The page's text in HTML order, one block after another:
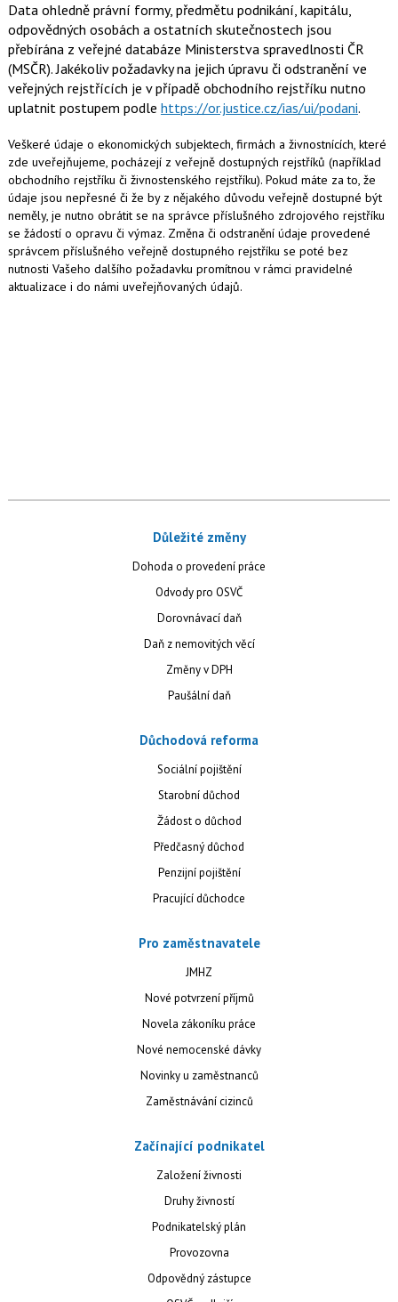
Data ohledně právní formy, předmětu podnikání, kapitálu,
odpovědných osobách a ostatních skutečnostech jsou
přebírána z veřejné databáze Ministerstva spravedlnosti ČR
(MSČR). Jakékoliv požadavky na jejich úpravu či odstranění ve
veřejných rejstřících je v případě obchodního rejstříku nutno
uplatnit postupem podle https://or.justice.cz/ias/ui/podani.
Veškeré údaje o ekonomických subjektech, firmách a živnostnících, které
zde uveřejňujeme, pocházejí z veřejně dostupných rejstříků (například
obchodního rejstříku či živnostenského rejstříku). Pokud máte za to, že
údaje jsou nepřesné či že by z nějakého důvodu veřejně dostupné být
neměly, je nutno obrátit se na správce příslušného zdrojového rejstříku
se žádostí o opravu či výmaz. Změna či odstranění údaje provedené
správcem příslušného veřejně dostupného rejstříku se poté bez
nutnosti Vašeho dalšího požadavku promítnou v rámci pravidelné
aktualizace i do námi uveřejňovaných údajů.
Důležité změny
Dohoda o provedení práce
Odvody pro OSVČ
Dorovnávací daň
Daň z nemovitých věcí
Změny v DPH
Paušální daň
Důchodová reforma
Sociální pojištění
Starobní důchod
Žádost o důchod
Předčasný důchod
Penzijní pojištění
Pracující důchodce
Pro zaměstnavatele
JMHZ
Nové potvrzení příjmů
Novela zákoníku práce
Nové nemocenské dávky
Novinky u zaměstnanců
Zaměstnávání cizinců
Začínající podnikatel
Založení živnosti
Druhy živností
Podnikatelský plán
Provozovna
Odpovědný zástupce